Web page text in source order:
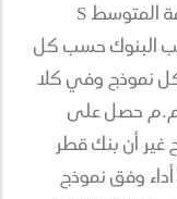
تنازلياً من الأفضل حتى الأسوأ حسب قيمة المتوسط S
البنوك حسب كل
نموذج وفي كلا
حصل على
أن بنك قطر
وفق نموذج